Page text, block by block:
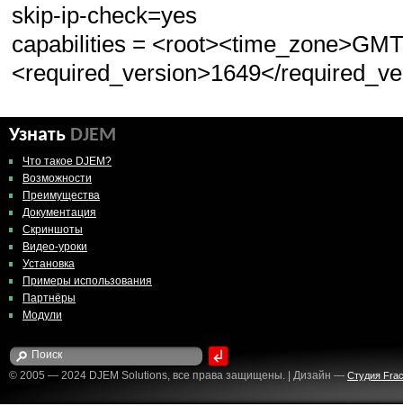
skip-ip-check=yes
capabilities =
<required_version>1649</
Узнать DJEM
Что такое DJEM?
Возможности
Преимущества
Документация
Скриншоты
Видео-уроки
Установка
Примеры использования
Партнёры
Модули
© 2005 — 2024 DJEM Solutions, все права защищены. | Дизайн — Студия